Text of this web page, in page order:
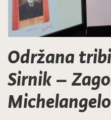
Održana
Sirnik –
Michelangelo